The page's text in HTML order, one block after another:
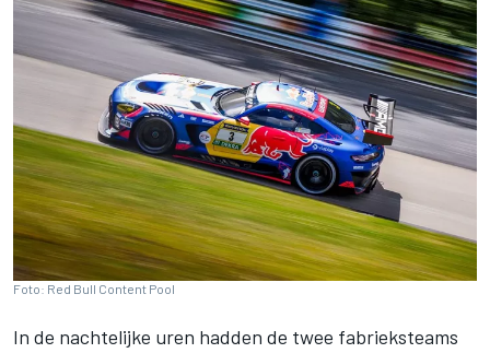
Foto: Red Bull Content Pool
In de nachtelijke uren hadden de twee fabrieksteams